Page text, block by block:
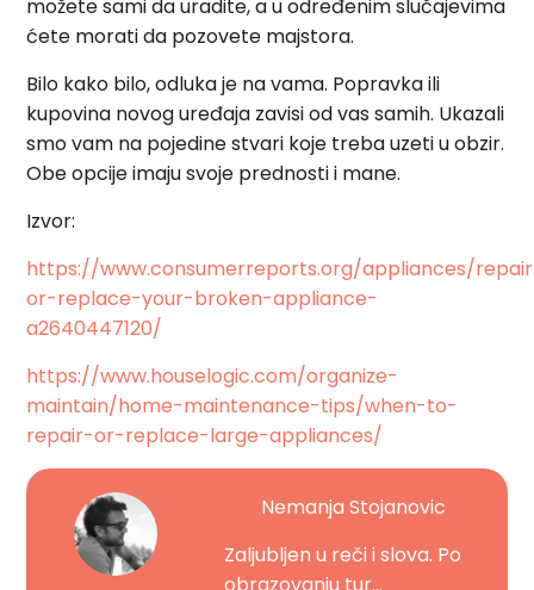
možete sami da uradite, a u određenim slučajevima
ćete morati da pozovete majstora.
Bilo kako bilo, odluka je na vama. Popravka ili
kupovina novog uređaja zavisi od vas samih. Ukazali
smo vam na pojedine stvari koje treba uzeti u obzir.
Obe opcije imaju svoje prednosti i mane.
Izvor:
https://www.consumerreports.org/appliances/
or-replace-your-broken-appliance-
a2640447120/
https://www.houselogic.com/organize-
maintain/home-maintenance-tips/when-to-
repair-or-replace-large-appliances/
Nemanja Stojanovic
Zaljubljen u reči i slova. Po